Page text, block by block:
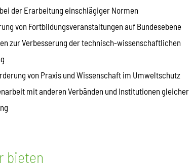
der Erarbeitung einschlägiger Normen
von Fortbildungsveranstaltungen auf Bundesebene
zur Verbesserung der technisch-wissenschaftlichen
von Praxis und Wissenschaft im Umweltschutz
mit anderen Verbänden und Institutionen gleicher
bieten